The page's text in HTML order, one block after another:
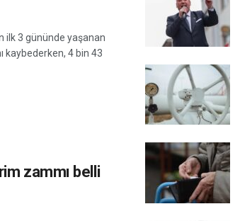
ilk 3 gününde yaşanan
kaybederken, 4 bin 43
zammı belli